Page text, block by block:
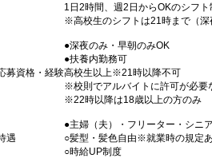
1日2時間、週2日からOKのシフト
※高校生のシフトは21時まで（深
●深夜のみ・早朝のみOK
●扶養内勤務可
募資格・経験高校生以上※21時以降不可
※校則でアルバイトに許可が必要
※22時以降は18歳以上の方のみ
●主婦（夫）・フリーター・シニ
遇
○髪型・髪色自由※就業時の規定
○時給UP制度